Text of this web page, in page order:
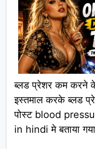
ब्लड प्रेशर कम करने
इस्तमाल करके ब्लड
पोस्ट blood
in hindi मे बताया